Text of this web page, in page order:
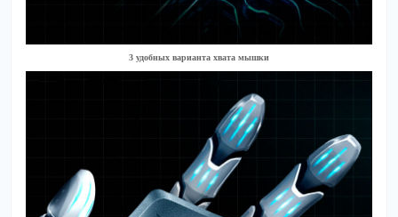
3 удобных варианта хвата мышки